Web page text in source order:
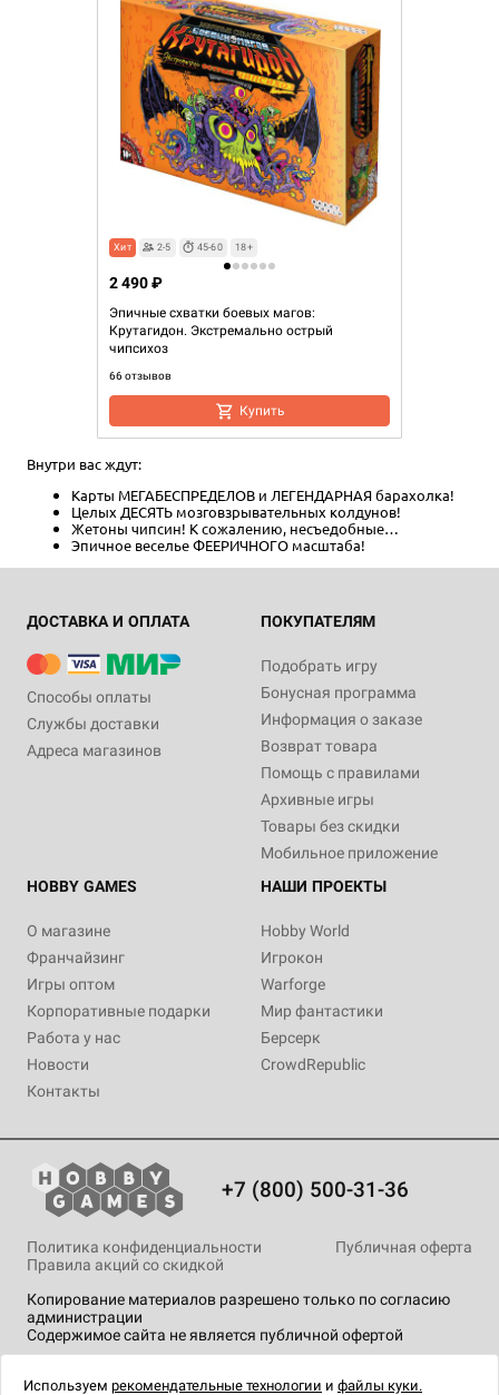
Хит 2-5 45-60 18+
Эпичные схватки боевых магов:
Крутагидон. Экстремально острый
чипсихоз
66 отзывов
2 490 ₽
Купить
Внутри вас ждут:
Карты МЕГАБЕСПРЕДЕЛОВ и ЛЕГЕНДАРНАЯ барахолка!
Целых ДЕСЯТЬ мозговзрывательных колдунов!
Жетоны чипсин! К сожалению, несъедобные…
Эпичное веселье ФЕЕРИЧНОГО масштаба!
ДОСТАВКА И ОПЛАТА
Способы оплаты
Службы доставки
Адреса магазинов
ПОКУПАТЕЛЯМ
Подобрать игру
Бонусная программа
Информация о заказе
Возврат товара
Помощь с правилами
Архивные игры
Товары без скидки
Мобильное приложение
HOBBY GAMES
О магазине
Франчайзинг
Игры оптом
Корпоративные подарки
Работа у нас
Новости
Контакты
НАШИ ПРОЕКТЫ
Hobby World
Игрокон
Warforge
Мир фантастики
Берсерк
CrowdRepublic
+7 (800) 500-31-36
Копирование материалов разрешено только по согласию
администрации
Содержимое сайта не является публичной офертой
Политика конфиденциальности
Публичная оферта
Правила акций со скидкой
технологии .
Используем рекомендательные технологии и файлы куки.